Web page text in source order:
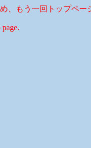
、もう一回トップペー
page.